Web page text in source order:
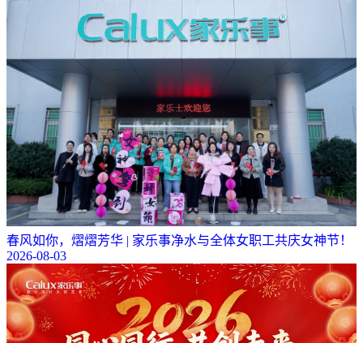
春风如你，熠熠芳华 | 家乐事净水与全体女职工共庆女神节！
2026-08-03